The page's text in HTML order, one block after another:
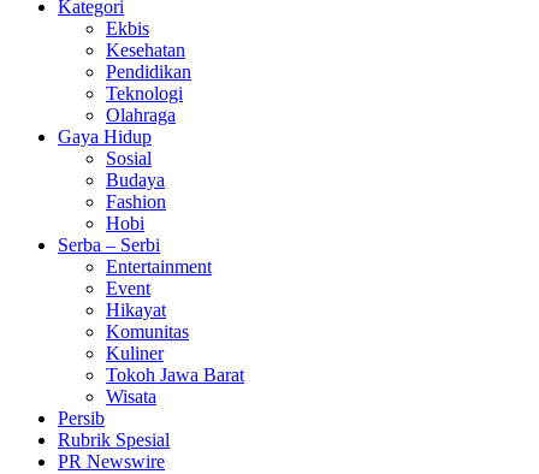
Kategori
Ekbis
Kesehatan
Pendidikan
Teknologi
Olahraga
Gaya Hidup
Sosial
Budaya
Fashion
Hobi
Serba – Serbi
Entertainment
Event
Hikayat
Komunitas
Kuliner
Tokoh Jawa Barat
Wisata
Persib
Rubrik Spesial
PR Newswire